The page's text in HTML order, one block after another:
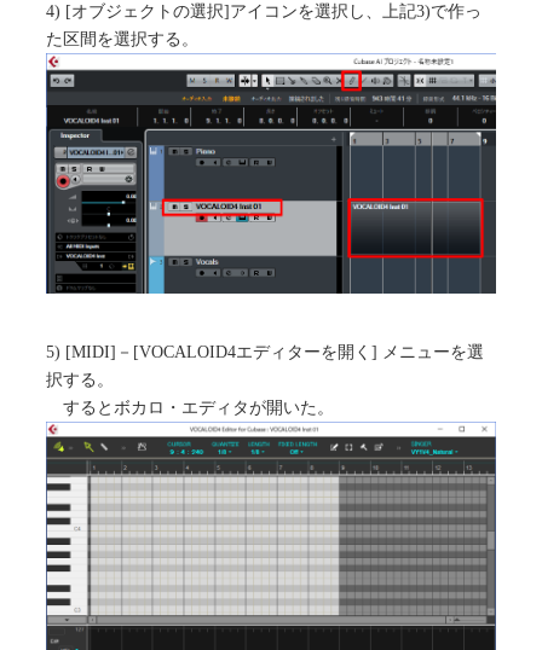
4) [オブジェクトの選択]アイコンを選択し、上記3)で作っ
た区間を選択する。
5) [MIDI]－[VOCALOID4エディターを開く] メニューを選
択する。
するとボカロ・エディタが開いた。